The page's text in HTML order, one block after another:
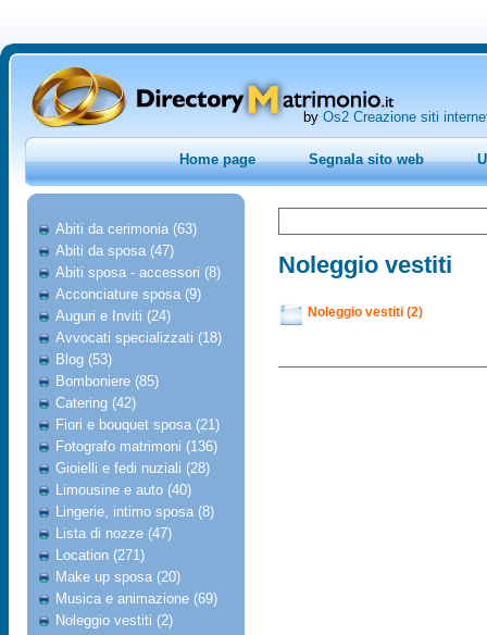
by Os2 Creazione siti
Home page Segnala sito web
Abiti da cerimonia (63)
Abiti da sposa (47)
Abiti sposa - accessori (8)
Acconciature sposa (9)
Auguri e Inviti (24)
Avvocati specializzati (18)
Blog (53)
Bomboniere (85)
Catering (42)
Fiori e bouquet sposa (21)
Fotografo matrimoni (136)
Gioielli e fedi nuziali (28)
Limousine e auto (40)
Lingerie, intimo sposa (8)
Lista di nozze (47)
Location (271)
Make up sposa (20)
Musica e animazione (69)
Noleggio vestiti (2)
Noleggio vestiti
Noleggio vestiti (2)